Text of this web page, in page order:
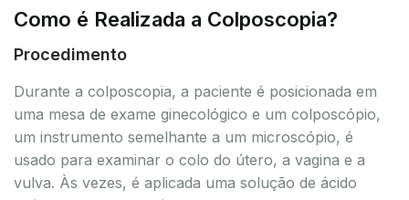
Como é Realizada a Colposcopia?
Procedimento
Durante a colposcopia, a paciente é posicionada em
uma mesa de exame ginecológico e um colposcópio,
um instrumento semelhante a um microscópio, é
usado para examinar o colo do útero, a vagina e a
vulva. Às vezes, é aplicada uma solução de ácido